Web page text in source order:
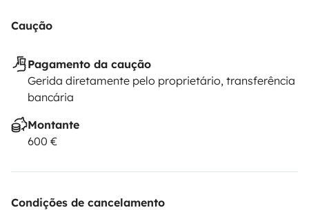
Caução
Pagamento da caução
Gerida diretamente pelo proprietário, transferência
bancária
Montante
600 €
Condições de cancelamento